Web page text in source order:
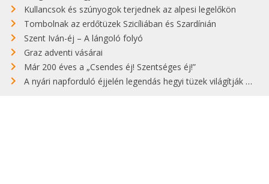
Kullancsok és szúnyogok terjednek az alpesi legelőkön
Tombolnak az erdőtüzek Szicíliában és Szardínián
Szent Iván-éj – A lángoló folyó
Graz adventi vásárai
Már 200 éves a „Csendes éj! Szentséges éj!”
A nyári napforduló éjjelén legendás hegyi tüzek világítják meg Zugspitzét